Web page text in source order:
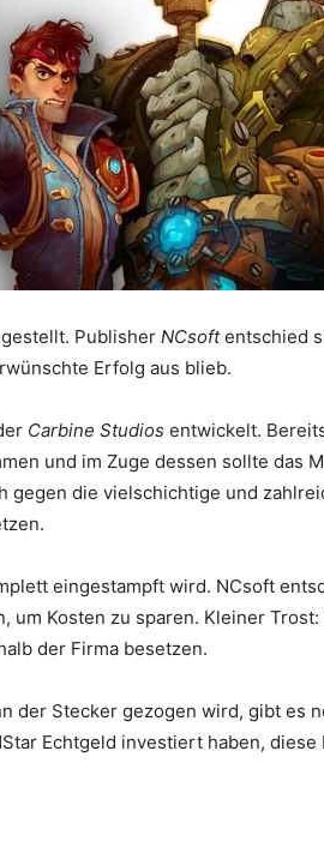
Publisher NCsoftentschied
Erfolg aus blieb.
Carbine Studios entwickelt.
und im Zuge dessen sollte das
gegen die vielschichtige und
eingestampft wird. NCsoft
um Kosten zu sparen. Kleiner
der Firma besetzen.
der Stecker gezogen wird, gibt es
Echtgeld investiert haben,